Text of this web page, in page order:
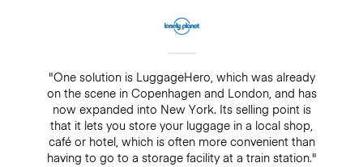
"One solution is LuggageHero, which was already
on the scene in Copenhagen and London, and has
now expanded into New York. Its selling point is
that it lets you store your luggage in a local shop,
café or hotel, which is often more convenient than
having to go to a storage facility at a train station."